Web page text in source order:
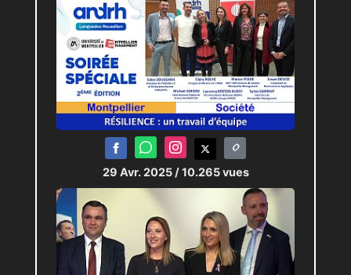
29 Avr. 2025 / 10.265 vues